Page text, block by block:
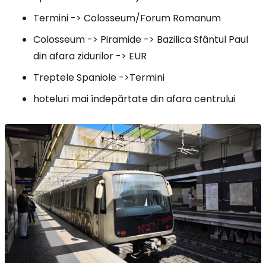
Termini -> Colosseum/Forum Romanum
Colosseum -> Piramide -> Bazilica Sfântul Paul
din afara zidurilor -> EUR
Treptele Spaniole ->Termini
hoteluri mai îndepărtate din afara centrului